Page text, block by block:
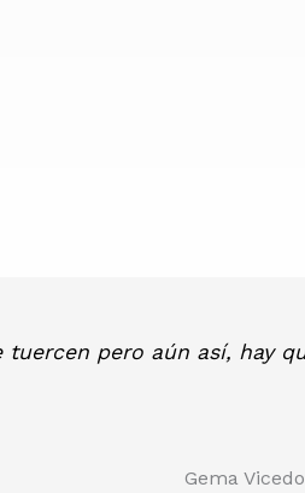
tuercen pero aún así, hay